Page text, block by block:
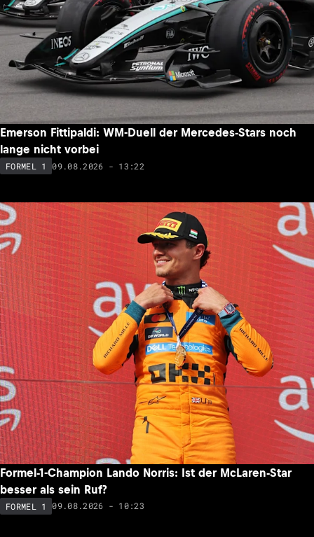
Emerson Fittipaldi: WM-Duell der Mercedes-Stars noch
lange nicht vorbei
FORMEL 1 09.08.2026 - 13:22
Formel-1-Champion Lando Norris: Ist der McLaren-Star
besser als sein Ruf?
FORMEL 1 09.08.2026 - 10:23